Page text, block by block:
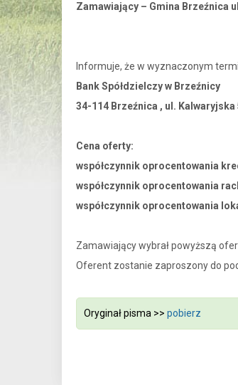
Zamawiający – Gmina Brzeźnica
Informuje, że w wyznaczonym
Bank Spółdzielczy w Brzeźnicy
34-114 Brzeźnica , ul. Kalwaryjska
Cena oferty:
współczynnik oprocentowania
współczynnik
współczynnik
Zamawiający wybrał powyższą
Oferent zostanie zaproszony do
Oryginał pisma >> pobierz